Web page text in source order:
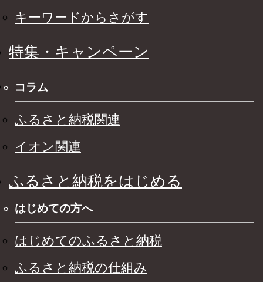
キーワードからさがす
特集・キャンペーン
コラム
ふるさと納税関連
イオン関連
ふるさと納税をはじめる
はじめての方へ
はじめてのふるさと納税
ふるさと納税の仕組み